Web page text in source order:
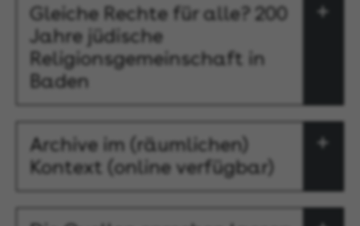
Gleiche Rechte für alle? 200
Jahre jüdische
Religionsgemeinschaft in
Baden
Archive im (räumlichen)
Kontext (online verfügbar)